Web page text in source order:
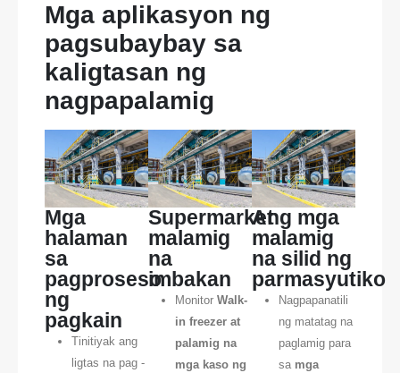
Mga aplikasyon ng
pagsubaybay sa
kaligtasan ng
nagpapalamig
Mga
halaman
sa
pagproseso
ng
pagkain
Tinitiyak ang
ligtas na pag -
Supermarket
malamig
na
imbakan
Monitor Walk-
in freezer at
palamig na
mga kaso ng
Ang mga
malamig
na silid ng
parmasyutiko
Nagpapanatili
ng matatag na
paglamig para
sa mga